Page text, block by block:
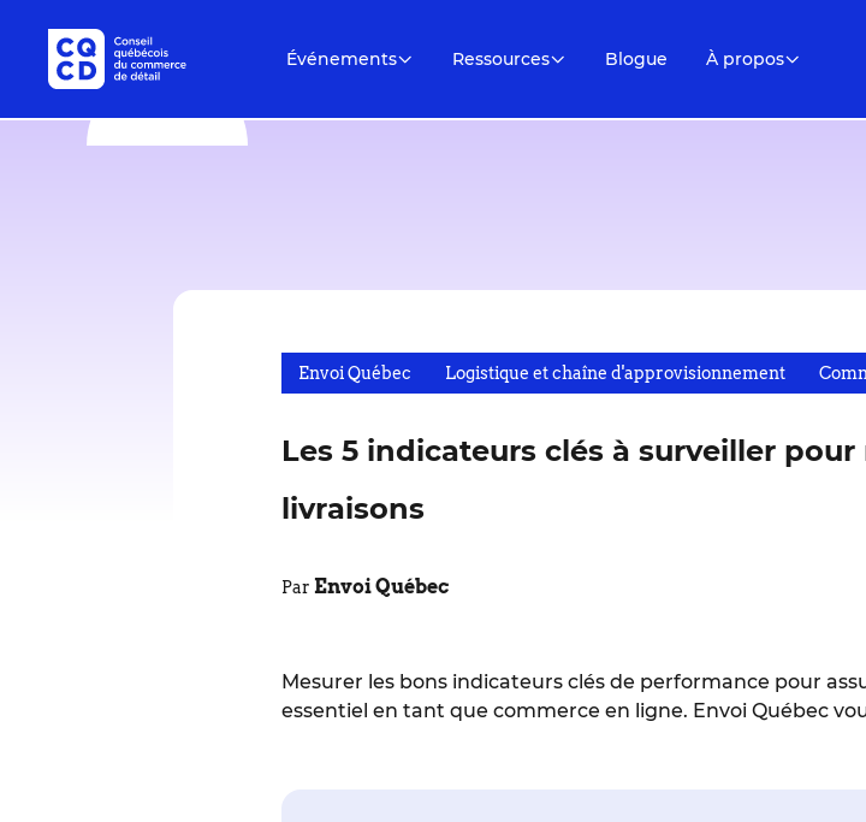
Événements Ressources Blogue À propos
Envoi Québec Logistique et chaîne d'approvisionnement
Les 5 indicateurs clés à surveiller
livraisons
Par Envoi Québec
Mesurer les bons indicateurs clés de performance pour
essentiel en tant que commerce en ligne. Envoi Québec